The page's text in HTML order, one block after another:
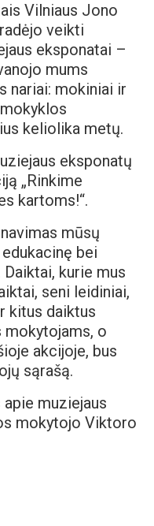
Vilniaus Jono
veikti
eksponatai –
mums
nariai: mokiniai ir
keliolika metų.
eksponatų
„Rinkime
kartoms!“.
mūsų
bei
kurie mus
seni leidiniai,
kitus daiktus
o
akcijoje, bus
sąrašą.
muziejaus
mokytojo Viktoro